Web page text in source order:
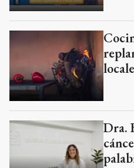
Dra.